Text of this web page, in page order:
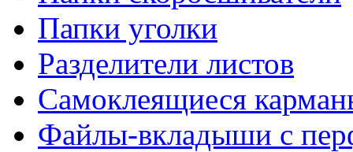
Папки уголки
Разделители листов
Самоклеящиеся
Файлы-вкладыши с